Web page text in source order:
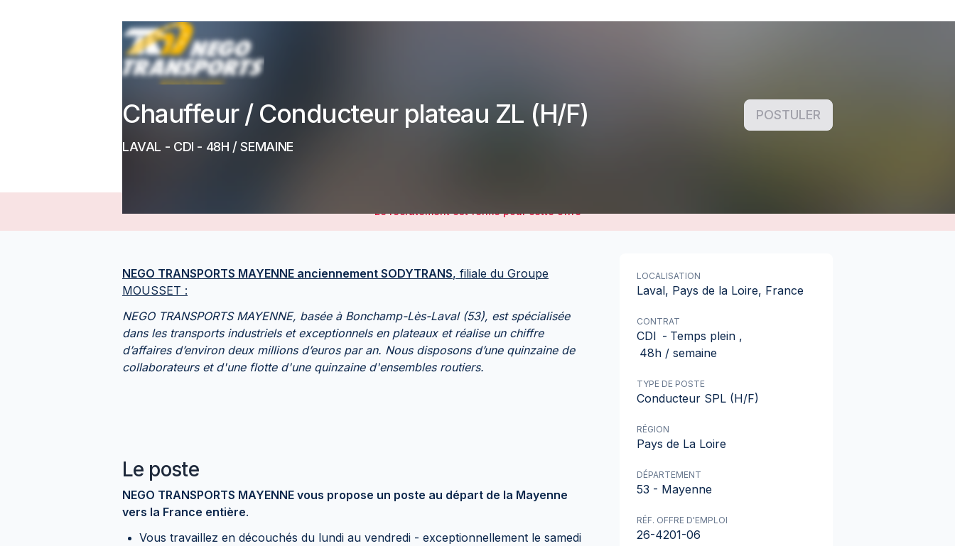
Chauffeur / Conducteur plateau ZL (H/F)
LAVAL - CDI - 48H / SEMAINE
POSTULER
Le recrutement est fermé pour cette offre
NEGO TRANSPORTS MAYENNE anciennement SODYTRANS, filiale du Groupe
MOUSSET :
NEGO TRANSPORTS MAYENNE, basée à Bonchamp-Lès-Laval (53), est spécialisée
dans les transports industriels et exceptionnels en plateaux et réalise un chiffre
d’affaires d’environ deux millions d’euros par an. Nous disposons d’une quinzaine de
collaborateurs et d'une flotte d'une quinzaine d'ensembles routiers.
Le poste
NEGO TRANSPORTS MAYENNE vous propose un poste au départ de la Mayenne
vers la France entière.
Vous travaillez en découchés du lundi au vendredi - exceptionnellement le samedi
LOCALISATION
Laval, Pays de la Loire, France
CONTRAT
CDI - Temps plein ,
48h / semaine
TYPE DE POSTE
Conducteur SPL (H/F)
RÉGION
Pays de La Loire
DÉPARTEMENT
53 - Mayenne
RÉF. OFFRE D'EMPLOI
26-4201-06